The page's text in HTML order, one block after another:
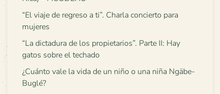
“El viaje de regreso a ti”. Charla concierto para
mujeres
“La dictadura de los propietarios”. Parte II: Hay
gatos sobre el techado
¿Cuánto vale la vida de un niño o una niña Ngäbe-
Buglé?